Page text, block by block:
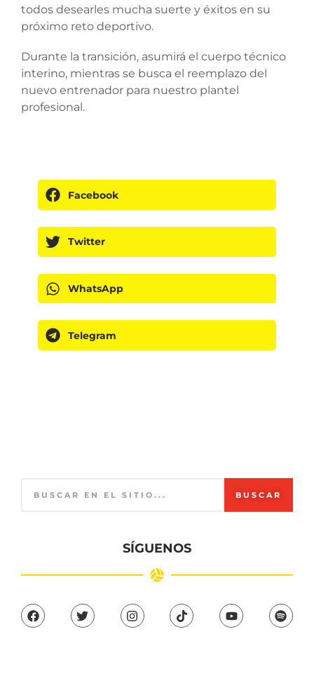
todos desearles mucha suerte y éxitos en su
próximo reto deportivo.
Durante la transición, asumirá el cuerpo técnico
interino, mientras se busca el reemplazo del
nuevo entrenador para nuestro plantel
profesional.
Facebook
Twitter
WhatsApp
Telegram
BUSCAR
SÍGUENOS